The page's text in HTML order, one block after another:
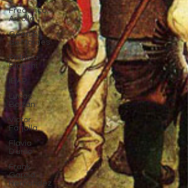
Frederico
Arzolla
Gean B.
de Moraes
Patrícia
Bianchi
IBAP
Lucas
Bolzan
Victor
Farjalla
Flavia
D'urso
Frank
García
Hernandez